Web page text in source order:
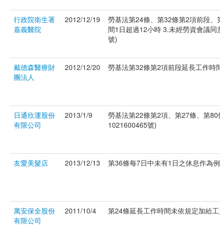
行政院衛生署
嘉義醫院
2012/12/19
勞基法第24條、第32條第2項前段
間1日超過12小時 3.未經勞資會議
號)
戴德森醫療財
團法人
2012/12/20 勞基法第32條第2項前段延長工作
日通欣運股份
有限公司
2013/1/9
勞基法第22條第2項、第27條、第
1021600465號)
友愛美髮店 2013/12/13 第36條每7日中未有1日之休息作為
萬安保全股份
有限公司
2011/10/4 第24條延長工作時間未依規定加給